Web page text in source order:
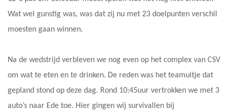
Wat wel gunstig was, was dat zij nu met 23 doelpunten verschil
moesten gaan winnen.
Na de wedstrijd verbleven we nog even op het complex van CSV
om wat te eten en te drinken. De reden was het teamuitje dat
gepland stond op deze dag. Rond 10:45uur vertrokken we met 3
auto’s naar Ede toe. Hier gingen wij survivallen bij